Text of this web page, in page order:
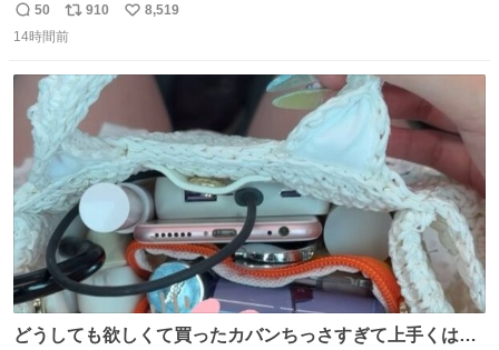
返
信
50
リ
ポ
ト
数
910
い
8,519
14時間前
どうしても欲しくて買ったカバンちっさすぎて上手くはめ